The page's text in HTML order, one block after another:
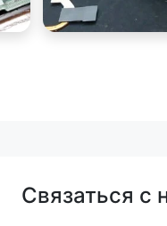
Связаться с